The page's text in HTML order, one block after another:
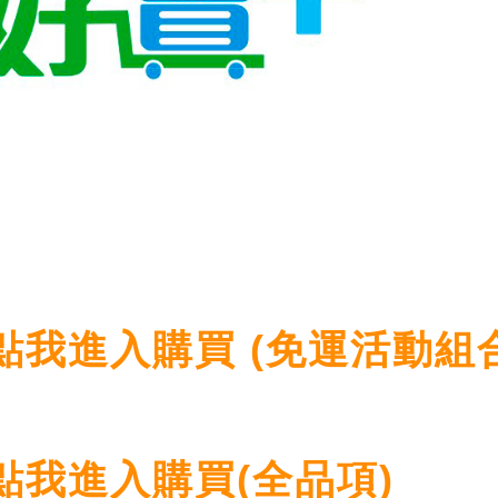
我進入購買 (免運活動組
我進入購買(全品項)